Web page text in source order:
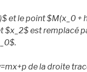
et le point $M(x_ 0 +
$x_ 2$ est remplacé
0$.
de la droite